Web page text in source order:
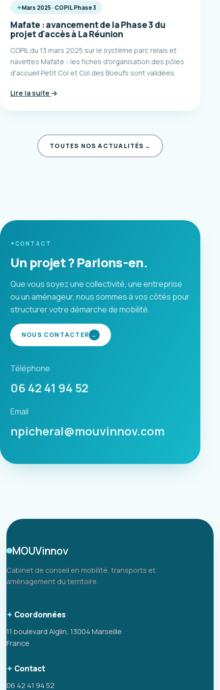
Mars 2025 · COPIL Phase 3
Mafate : avancement de la Phase 3 du
projet d'accès à La Réunion
COPIL du 13 mars 2025 sur le système parc relais et
navettes Mafate - les fiches d'organisation des pôles
d'accueil Petit Col et Col des Boeufs sont validées.
Lire la suite →
TOUTES NOS ACTUALITÉS →
CONTACT
Un projet ? Parlons-en.
Que vous soyez une collectivité, une entreprise
ou un aménageur, nous sommes à vos côtés pour
structurer votre démarche de mobilité.
NOUS CONTACTER →
Téléphone
06 42 41 94 52
Email
npicheral@mouvinnov.com
MOUVinnov
Cabinet de conseil en mobilité, transports et
aménagement du territoire.
Coordonnées
11 boulevard Aiglin, 13004 Marseille
France
Contact
06 42 41 94 52